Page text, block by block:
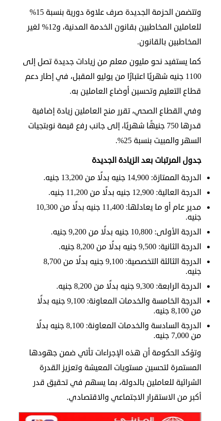
وتتضمن الحزمة الجديدة صرف علاوة دورية بنسبة 15%
للعاملين المخاطبين بقانون الخدمة المدنية، و12% لغير
المخاطبين بالقانون.
كما يستفيد نحو مليون معلم من زيادات جديدة تصل إلى
1100 جنيه شهريًا اعتبارًا من يوليو المقبل، في إطار دعم
قطاع التعليم وتحسين أوضاع العاملين به.
وفي القطاع الصحي، تقرر منح العاملين زيادة إضافية
قدرها 750 جنيهًا شهريًا، إلى جانب رفع قيمة نوبتجيات
السهر والمبيت بنسبة 25%.
جدول المرتبات بعد الزيادة الجديدة
الدرجة الممتازة: 14,900 جنيه بدلًا من 13,200 جنيه.
الدرجة العالية: 12,900 جنيه بدلًا من 11,200 جنيه.
مدير عام أو ما يعادلها: 11,400 جنيه بدلًا من 10,300
جنيه.
الدرجة الأولى: 10,800 جنيه بدلًا من 9,200 جنيه.
الدرجة الثانية: 9,500 جنيه بدلًا من 8,200 جنيه.
الدرجة الثالثة التخصصية: 9,100 جنيه بدلًا من 8,700
جنيه.
الدرجة الرابعة: 9,300 جنيه بدلًا من 8,200 جنيه.
الدرجة الخامسة والخدمات المعاونة: 9,100 جنيه بدلًا
من 8,100 جنيه.
الدرجة السادسة والخدمات المعاونة: 8,100 جنيه بدلًا
من 7,000 جنيه.
وتؤكد الحكومة أن هذه الإجراءات تأتي ضمن جهودها
المستمرة لتحسين مستويات المعيشة وتعزيز القدرة
الشرائية للعاملين بالدولة، بما يسهم في تحقيق قدر
أكبر من الاستقرار الاجتماعي والاقتصادي.